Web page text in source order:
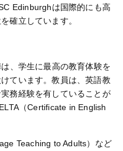
Edinburghは国際的にも高
確立しています。
、学生に最高の教育体験を
ています。教員は、英語教
務経験を有していることが
（Certificate in English
Teaching to Adults）など